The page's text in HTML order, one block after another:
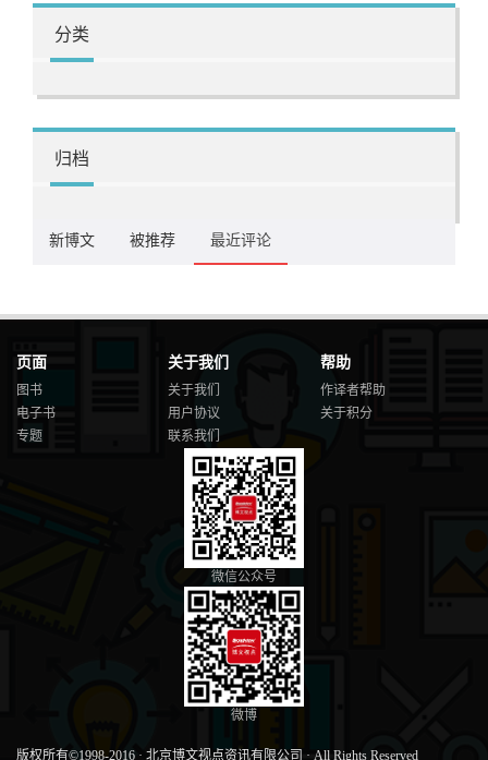
分类
归档
新博文 被推荐 最近评论
页面
图书
电子书
专题
关于我们
关于我们
用户协议
联系我们
帮助
作译者帮助
关于积分
微信公众号
微博
版权所有©1998-2016 · 北京博文视点资讯有限公司 · All Rights Reserved